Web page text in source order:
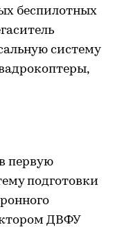
беспилотных
систему
первую
подготовки
ДВФУ